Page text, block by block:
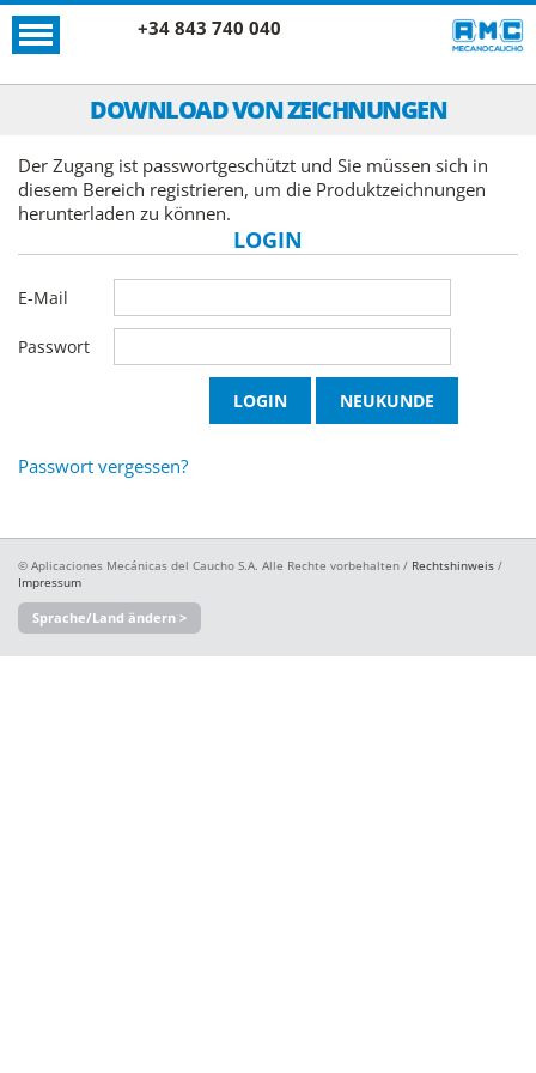
+34 843 740 040
DOWNLOAD VON ZEICHNUNGEN
Der Zugang ist passwortgeschützt und Sie müssen sich in
diesem Bereich registrieren, um die Produktzeichnungen
herunterladen zu können.
LOGIN
E-Mail
Passwort
Passwort vergessen?
© Aplicaciones Mecánicas del Caucho S.A. Alle Rechte vorbehalten / Rechtshinweis /
Impressum
Sprache/Land ändern >